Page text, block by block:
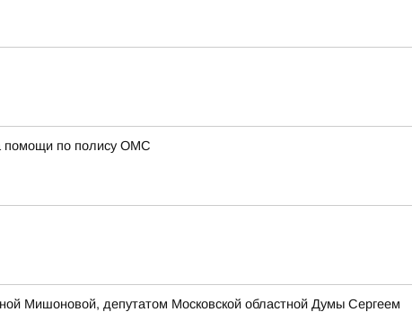
помощи по полису ОМС
Мишоновой, депутатом Московской областной Думы Сергеем